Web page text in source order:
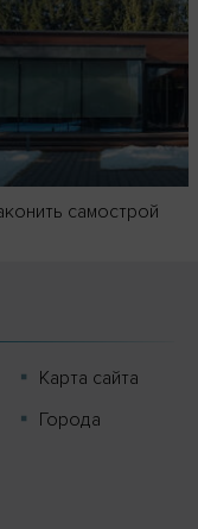
самострой
Карта сайта
Города